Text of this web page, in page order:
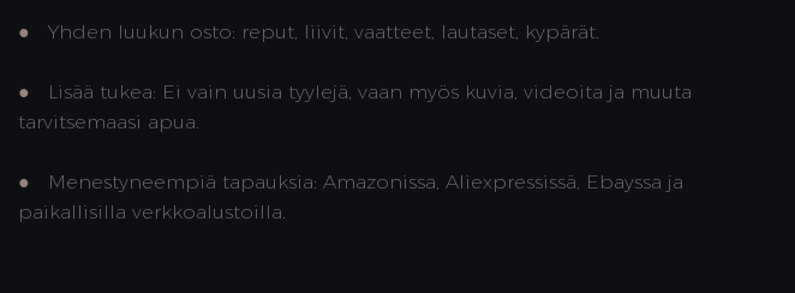
● Yhden luukun osto: reput, liivit, vaatteet, lautaset, kypärät.
●
Lisää tukea: Ei vain uusia tyylejä, vaan myös kuvia, videoita ja muuta
tarvitsemaasi apua.
●
Menestyneempiä tapauksia: Amazonissa, Aliexpressissä, Ebayssa ja
paikallisilla verkkoalustoilla.